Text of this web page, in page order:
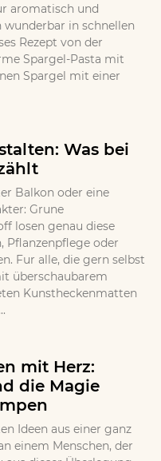
aromatisch und
in schnellen
Rezept von der
Spargel-Pasta mit
Spargel mit einer
Was bei
Balkon oder eine
Grune
losen genau diese
Pflanzenpflege oder
Fur alle, die gern selbst
überschaubarem
Kunstheckenmatten
mit Herz:
die Magie
Ideen aus einer ganz
einem Menschen, der